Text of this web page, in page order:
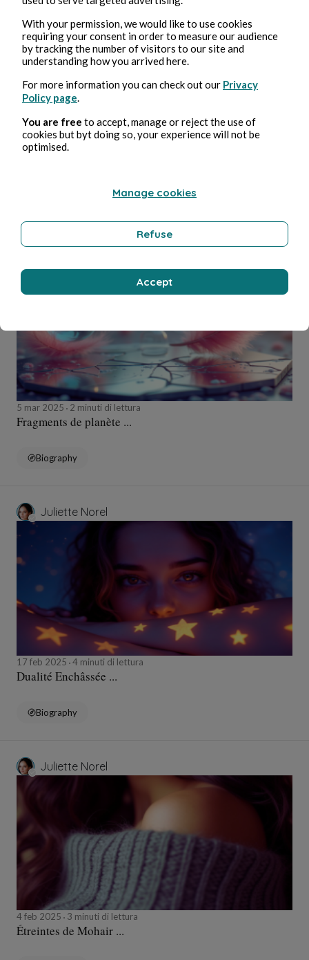
16 mar 2025
5 mar 2025 2 minuti di lettura
Fragments de planète ...
Biography
Juliette Norel
17 feb 2025 4 minuti di lettura
Dualité Enchâssée ...
Biography
Juliette Norel
4 feb 2025 3 minuti di lettura
Étreintes de Mohair ...
With your permission, we would like to use cookies
requiring your consent in order to measure our audience
by tracking the number of visitors to our site and
understanding how you arrived here.
For more information you can check out our Privacy
Policy page
You are free to accept, manage or reject the use of
cookies but byt doing so, your experience will not be
optimised.
Manage cookies
Refuse
Accept